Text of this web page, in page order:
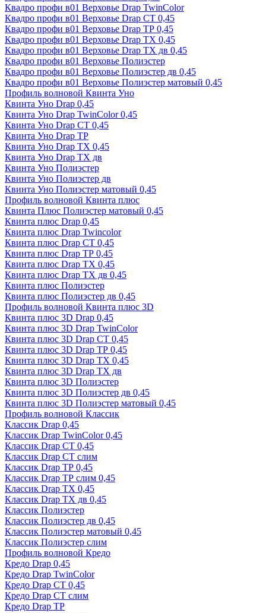
Квадро профи в01 Верховье Drap TwinColor
Квадро профи в01 Верховье Drap СТ 0,45
Квадро профи в01 Верховье Drap ТР 0,45
Квадро профи в01 Верховье Drap ТХ 0,45
Квадро профи в01 Верховье Drap ТХ дв 0,45
Квадро профи в01 Верховье Полиэстер
Квадро профи в01 Верховье Полиэстер дв 0,45
Квадро профи в01 Верховье Полиэстер матовый 0,45
Профиль волновой Квинта Уно
Квинта Уно Drap 0,45
Квинта Уно Drap TwinColor 0,45
Квинта Уно Drap СТ 0,45
Квинта Уно Drap ТР
Квинта Уно Drap ТХ 0,45
Квинта Уно Drap ТХ дв
Квинта Уно Полиэстер
Квинта Уно Полиэстер дв
Квинта Уно Полиэстер матовый 0,45
Профиль волновой Квинта плюс
Квинта Плюс Полиэстер матовый 0,45
Квинта плюс Drap 0,45
Квинта плюс Drap Twincolor
Квинта плюс Drap СТ 0,45
Квинта плюс Drap ТР 0,45
Квинта плюс Drap ТХ 0,45
Квинта плюс Drap ТХ дв 0,45
Квинта плюс Полиэстер
Квинта плюс Полиэстер дв 0,45
Профиль волновой Квинта плюс 3D
Квинта плюс 3D Drap 0,45
Квинта плюс 3D Drap TwinColor
Квинта плюс 3D Drap СТ 0,45
Квинта плюс 3D Drap ТР 0,45
Квинта плюс 3D Drap ТХ 0,45
Квинта плюс 3D Drap ТХ дв
Квинта плюс 3D Полиэстер
Квинта плюс 3D Полиэстер дв 0,45
Квинта плюс 3D Полиэстер матовый 0,45
Профиль волновой Классик
Классик Drap 0,45
Классик Drap TwinColor 0,45
Классик Drap СТ 0,45
Классик Drap СТ слим
Классик Drap ТР 0,45
Классик Drap ТР слим 0,45
Классик Drap ТХ 0,45
Классик Drap ТХ дв 0,45
Классик Полиэстер
Классик Полиэстер дв 0,45
Классик Полиэстер матовый 0,45
Классик Полиэстер слим
Профиль волновой Кредо
Кредо Drap 0,45
Кредо Drap TwinColor
Кредо Drap СТ 0,45
Кредо Drap СТ слим
Кредо Drap ТР